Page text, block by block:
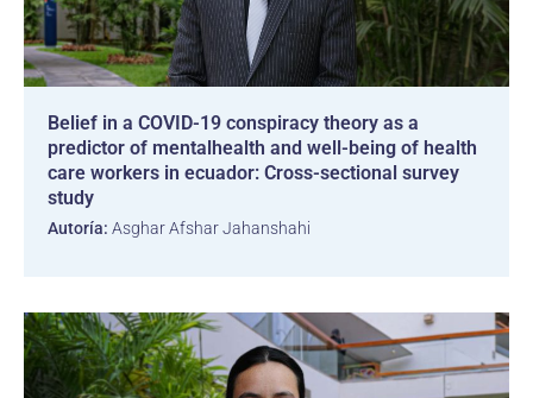
Belief in a COVID-19 conspiracy theory as a
predictor of mentalhealth and well-being of health
care workers in ecuador: Cross-sectional survey
study
Autoría: Asghar Afshar Jahanshahi